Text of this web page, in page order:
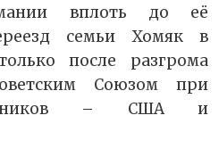
вплоть до её
семьи Хомяк в
после разгрома
Союзом при
– США и